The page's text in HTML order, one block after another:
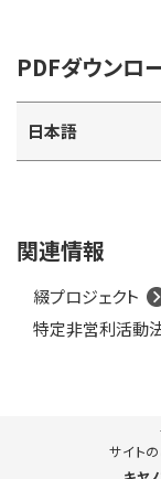
PDFダウンロ
日本語
関連情報
綴プロジェクト
特定非営利活動
サイト